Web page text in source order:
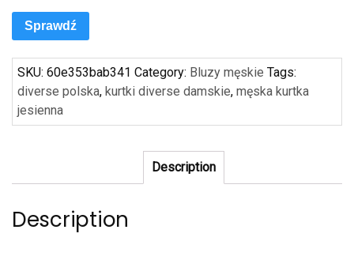
Sprawdź
SKU: 60e353bab341 Category: Bluzy męskie Tags:
diverse polska, kurtki diverse damskie, męska kurtka
jesienna
Description
Description